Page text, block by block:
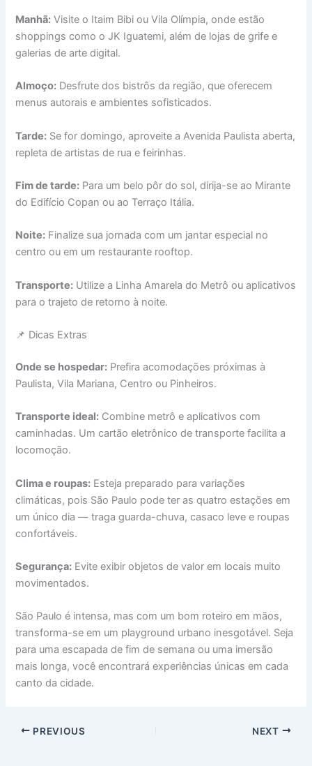
Manhã: Visite o Itaim Bibi ou Vila Olímpia, onde estão
shoppings como o JK Iguatemi, além de lojas de grife e
galerias de arte digital.
Almoço: Desfrute dos bistrôs da região, que oferecem
menus autorais e ambientes sofisticados.
Tarde: Se for domingo, aproveite a Avenida Paulista aberta,
repleta de artistas de rua e feirinhas.
Fim de tarde: Para um belo pôr do sol, dirija-se ao Mirante
do Edifício Copan ou ao Terraço Itália.
Noite: Finalize sua jornada com um jantar especial no
centro ou em um restaurante rooftop.
Transporte: Utilize a Linha Amarela do Metrô ou aplicativos
para o trajeto de retorno à noite.
📌 Dicas Extras
Onde se hospedar: Prefira acomodações próximas à
Paulista, Vila Mariana, Centro ou Pinheiros.
Transporte ideal: Combine metrô e aplicativos com
caminhadas. Um cartão eletrônico de transporte facilita a
locomoção.
Clima e roupas: Esteja preparado para variações
climáticas, pois São Paulo pode ter as quatro estações em
um único dia — traga guarda-chuva, casaco leve e roupas
confortáveis.
Segurança: Evite exibir objetos de valor em locais muito
movimentados.
São Paulo é intensa, mas com um bom roteiro em mãos,
transforma-se em um playground urbano inesgotável. Seja
para uma escapada de fim de semana ou uma imersão
mais longa, você encontrará experiências únicas em cada
canto da cidade.
PREVIOUS NEXT